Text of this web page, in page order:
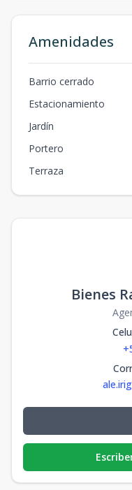
Amenidades
Barrio cerrado
Estacionamiento
Jardín
Portero
Terraza
Bienes